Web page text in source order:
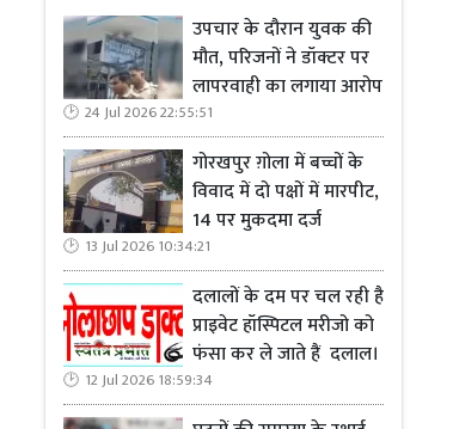
उपचार के दौरान युवक की
मौत, परिजनों ने डॉक्टर पर
लापरवाही का लगाया आरोप
24 Jul 2026 22:55:51
गोरखपुर ग़ोला में बच्चों के
विवाद में दो पक्षों में मारपीट,
14 पर मुकदमा दर्ज
13 Jul 2026 10:34:21
दलालों के दम पर चल रही है
प्राइवेट हॉस्पिटल मरीजो को
फंसा कर ले जाते हैं दलाल।
12 Jul 2026 18:59:34